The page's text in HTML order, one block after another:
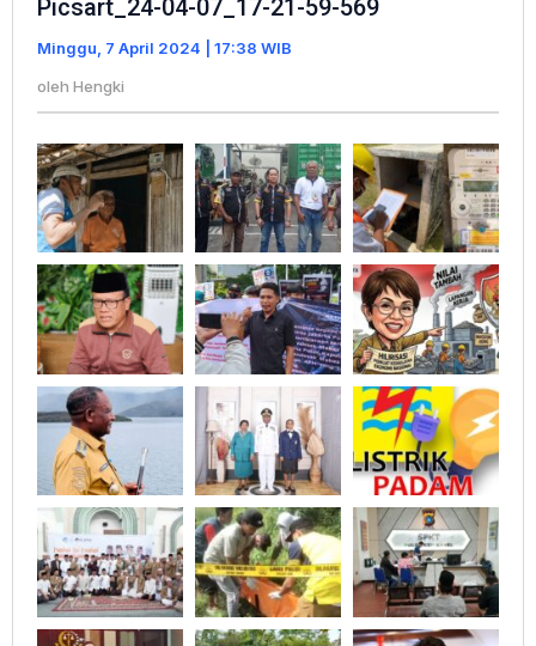
07_17-
21-
569
Picsart_24-04-07_17-21-59-569
Minggu, 7 April 2024 | 17:38 WIB
oleh Hengki